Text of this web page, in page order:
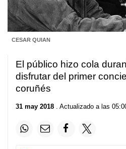
CESAR QUIAN
El público hizo cola
disfrutar del primer
coruñés
31 may 2018 . Actualizado a las